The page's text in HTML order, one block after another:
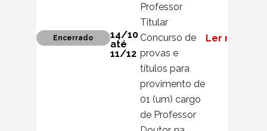
Professor
Titular
Encerrado
14/10
até
11/12
Concurso de
provas e
títulos para
provimento de
01 (um) cargo
de Professor
Ler mais